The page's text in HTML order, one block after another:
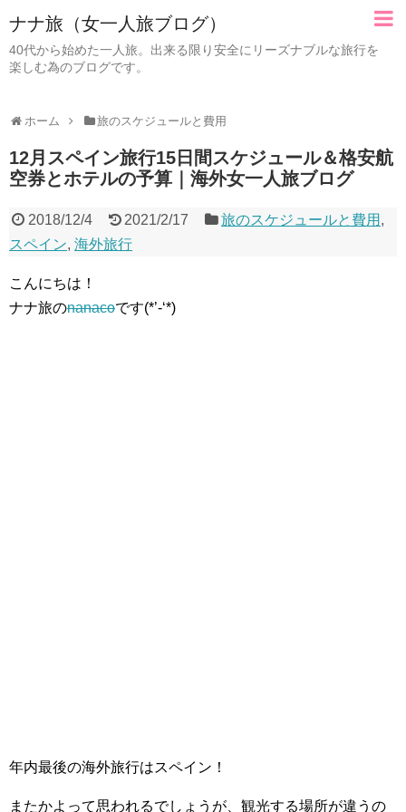
ナナ旅（女一人旅ブログ）
40代から始めた一人旅。出来る限り安全にリーズナブルな旅行を
楽しむ為のブログです。
ホーム 旅のスケジュールと費用
12月スペイン旅行15日間スケジュール＆格安航
空券とホテルの予算｜海外女一人旅ブログ
2018/12/4 2021/2/17 旅のスケジュールと費用 ,
スペイン, 海外旅行
こんにちは！
ナナ旅のnanacoです(*’-‘*)
年内最後の海外旅行はスペイン！
またかよって思われるでしょうが、観光する場所が違うの